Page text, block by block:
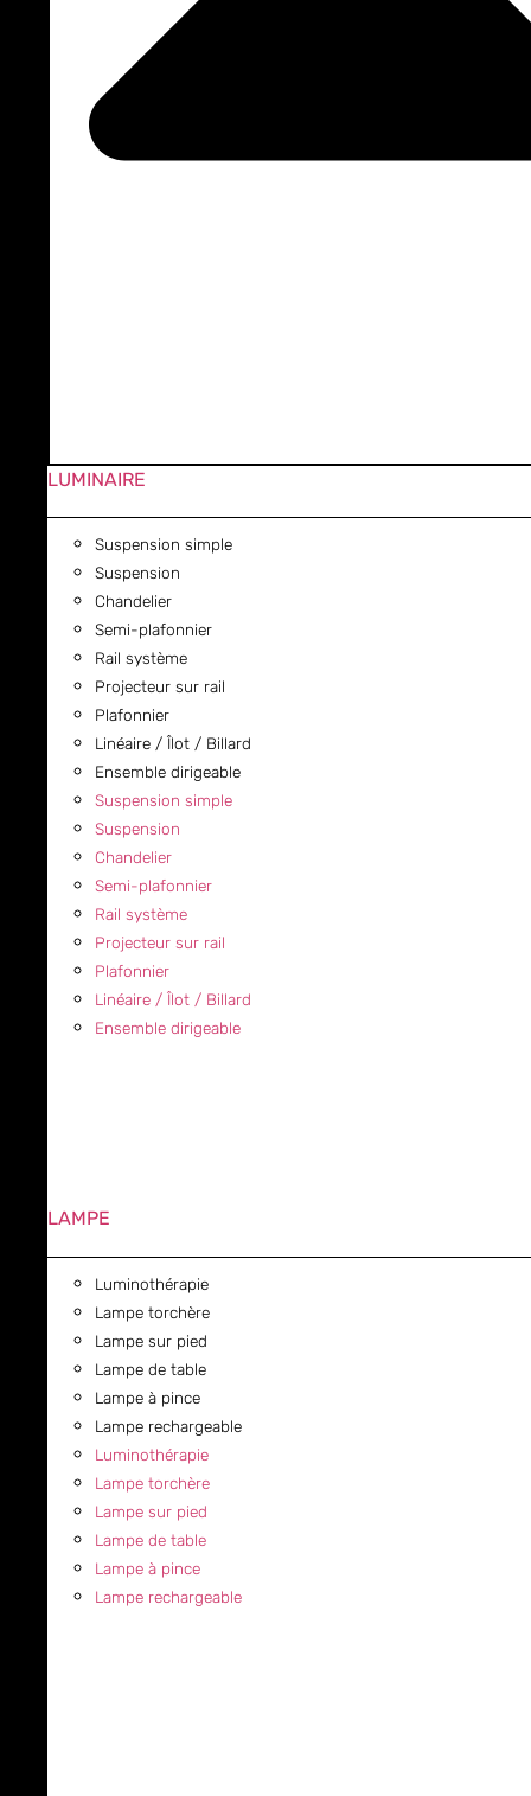
LUMINAIRE
Suspension simple
Suspension
Chandelier
Semi-plafonnier
Rail système
Projecteur sur rail
Plafonnier
Linéaire / Îlot / Billard
Ensemble dirigeable
Suspension simple
Suspension
Chandelier
Semi-plafonnier
Rail système
Projecteur sur rail
Plafonnier
Linéaire / Îlot / Billard
Ensemble dirigeable
LAMPE
Luminothérapie
Lampe torchère
Lampe sur pied
Lampe de table
Lampe à pince
Lampe rechargeable
Luminothérapie
Lampe torchère
Lampe sur pied
Lampe de table
Lampe à pince
Lampe rechargeable